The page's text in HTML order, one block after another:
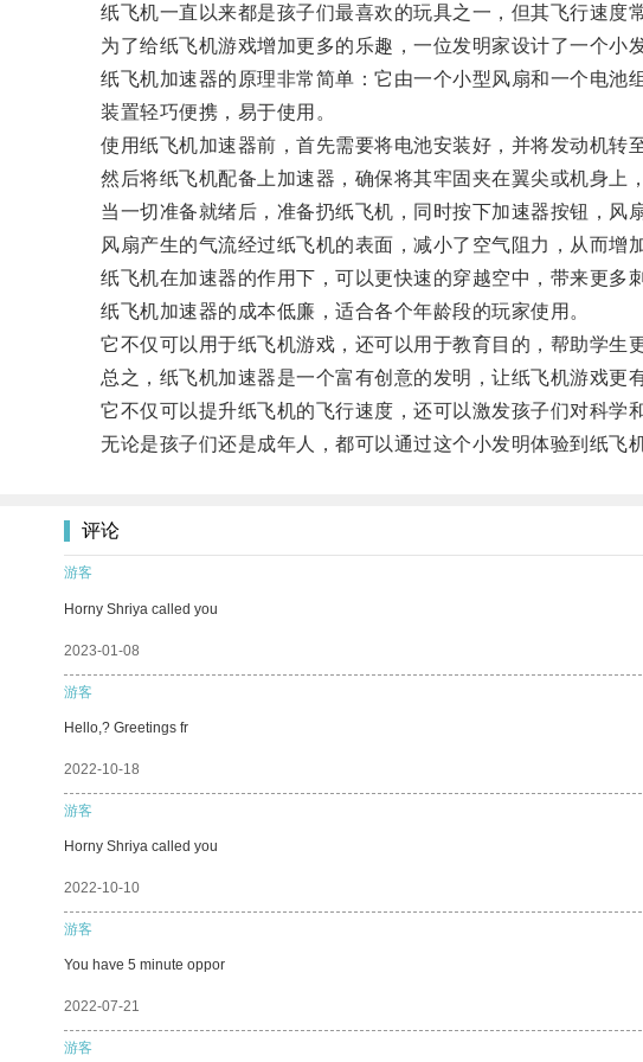
纸飞机一直以来都是孩子们最喜欢的玩具之一，但其飞行速度
为了给纸飞机游戏增加更多的乐趣，一位发明家设计了一个小
纸飞机加速器的原理非常简单：它由一个小型风扇和一个电池
装置轻巧便携，易于使用。
使用纸飞机加速器前，首先需要将电池安装好，并将发动机转至
然后将纸飞机配备上加速器，确保将其牢固夹在翼尖或机身上，
当一切准备就绪后，准备扔纸飞机，同时按下加速器按钮，风扇
风扇产生的气流经过纸飞机的表面，减小了空气阻力，从而增加
纸飞机在加速器的作用下，可以更快速的穿越空中，带来更多刺
纸飞机加速器的成本低廉，适合各个年龄段的玩家使用。
它不仅可以用于纸飞机游戏，还可以用于教育目的，帮助学生更
总之，纸飞机加速器是一个富有创意的发明，让纸飞机游戏更有
它不仅可以提升纸飞机的飞行速度，还可以激发孩子们对科学和
无论是孩子们还是成年人，都可以通过这个小发明体验到纸飞机
评论
游客
Horny Shriya called you
2023-01-08
游客
Hello,? Greetings fr
2022-10-18
游客
Horny Shriya called you
2022-10-10
游客
You have 5 minute oppor
2022-07-21
游客